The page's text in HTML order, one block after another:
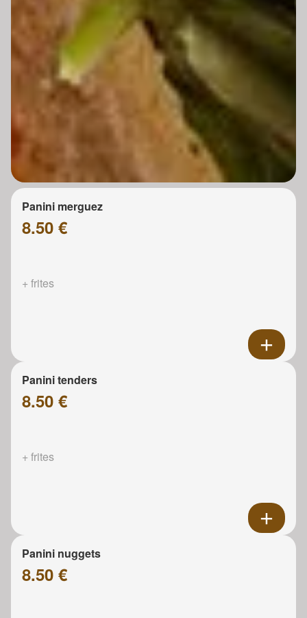
Panini merguez
8.50 €
+ frites
Panini tenders
8.50 €
+ frites
Panini nuggets
8.50 €